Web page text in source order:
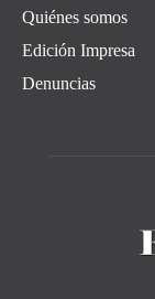
Quiénes somos
Edición Impresa
Denuncias